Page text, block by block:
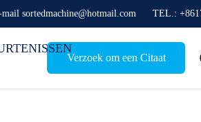
sortedmachine@hotmail.com TEL.:
Verzoek om een Citaat